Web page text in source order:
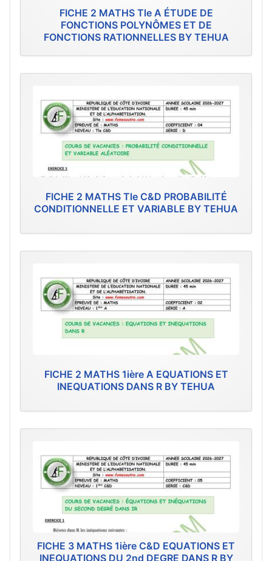
FICHE 2 MATHS Tle A ÉTUDE DE
FONCTIONS POLYNÔMES ET DE
FONCTIONS RATIONNELLES BY TEHUA
FICHE 2 MATHS Tle C&D PROBABILITÉ
CONDITIONNELLE ET VARIABLE BY TEHUA
FICHE 2 MATHS 1ière A EQUATIONS ET
INEQUATIONS DANS R BY TEHUA
FICHE 3 MATHS 1ière C&D EQUATIONS ET
INEQUATIONS DU 2nd DEGRE DANS R BY